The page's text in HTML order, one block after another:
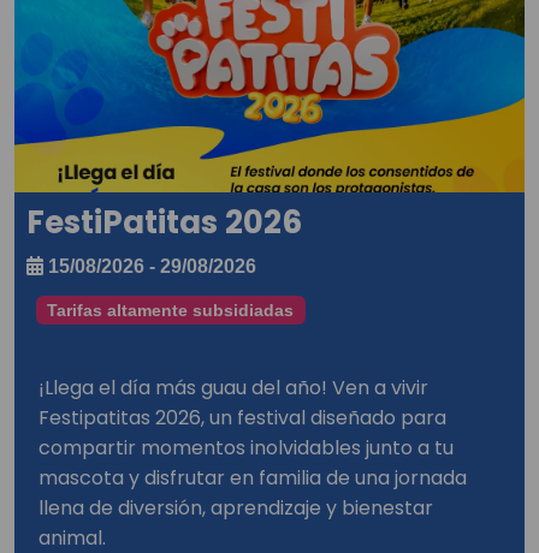
FestiPatitas 2026
15/08/2026 - 29/08/2026
Tarifas altamente subsidiadas
¡Llega el día más guau del año! Ven a vivir
Festipatitas 2026, un festival diseñado para
compartir momentos inolvidables junto a tu
mascota y disfrutar en familia de una jornada
llena de diversión, aprendizaje y bienestar
animal.